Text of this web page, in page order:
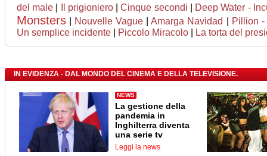
del male
Il prigioniero|Cinque secondi Deep Water -
Monsters Nouvelle Vague |Amarga Navidad
Pillion -
Un semplice incidente
Piccolo Miracolo La torta del
IN EVIDENZA - DAL MONDO DEL CINEMA E DELLA TELEVISIONE.
NEWS
La gestione della
pandemia in
Inghilterra diventa
una serie tv
Leggi la news